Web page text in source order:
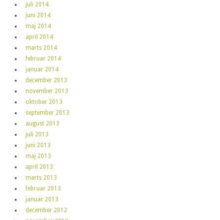
juli 2014
juni 2014
maj 2014
april 2014
marts 2014
februar 2014
januar 2014
december 2013
november 2013
oktober 2013
september 2013
august 2013
juli 2013
juni 2013
maj 2013
april 2013
marts 2013
februar 2013
januar 2013
december 2012